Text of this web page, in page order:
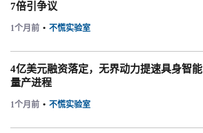
7倍引争议
1个月前 • 不慌实验室
4亿美元融资落定，无界动力提速具身智能
量产进程
1个月前 • 不慌实验室